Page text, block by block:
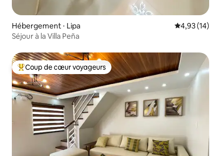
Hébergement ⋅ Lipa Évaluation
4,93 (14)
Séjour à la Villa Peña
Coups de cœur voyageurs les plus appréciés
Coup de cœur voyageurs